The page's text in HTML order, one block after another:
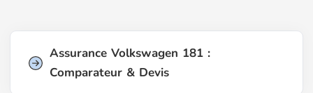
Assurance Volkswagen 181 :
Comparateur & Devis